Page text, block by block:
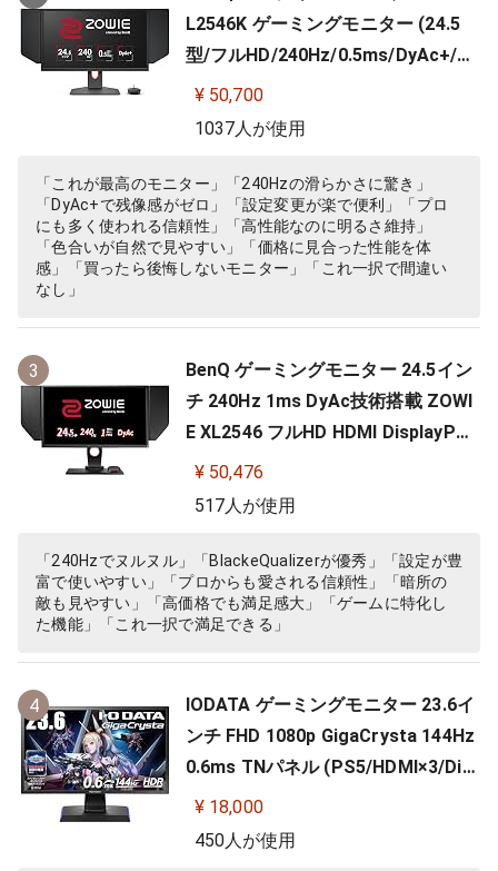
L2546K ゲーミングモニター (24.5
型/フルHD/240Hz/0.5ms/DyAc+/小
さめ台座/新筐体デザイン/新OSDメ
ニュー/新型液晶パネル採用)
¥ 50,700
1037人が使用
「これが最高のモニター」「240Hzの滑らかさに驚き」
「DyAc+で残像感がゼロ」「設定変更が楽で便利」「プロ
にも多く使われる信頼性」「高性能なのに明るさ維持」
「色合いが自然で見やすい」「価格に見合った性能を体
感」「買ったら後悔しないモニター」「これ一択で間違い
なし」
3
BenQ ゲーミングモニター 24.5イン
チ 240Hz 1ms DyAc技術搭載 ZOWI
E XL2546 フルHD HDMI DisplayPor
t DVI-DL搭載 FPS向き ディスプレイ
¥ 50,476
517人が使用
「240Hzでヌルヌル」「BlackeQualizerが優秀」「設定が豊
富で使いやすい」「プロからも愛される信頼性」「暗所の
敵も見やすい」「高価格でも満足感大」「ゲームに特化し
た機能」「これ一択で満足できる」
4
IODATA ゲーミングモニター 23.6イ
ンチ FHD 1080p GigaCrysta 144Hz
0.6ms TNパネル (PS5/HDMI×3/Dis
playPort/スピーカー付/高さ調整/縦
横回転) EX-LDGC242HTB
¥ 18,000
450人が使用